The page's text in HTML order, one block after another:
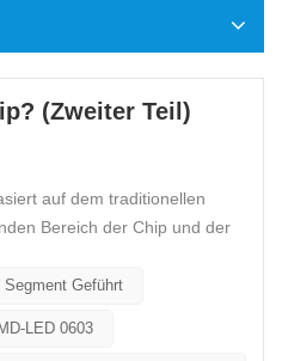
(Zweiter Teil)
auf dem traditionellen
Bereich ​​der Chip und der
ist der Elektrodenbereich
Segment Geführt
LED 0603